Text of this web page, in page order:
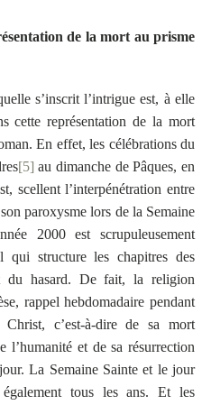
de la mort au prisme
s’inscrit l’intrigue est, à elle
cette représentation de la mort
En effet, les célébrations du
[5] au dimanche de Pâques, en
scellent l’interpénétration entre
paroxysme lors de la Semaine
2000 est scrupuleusement
qui structure les chapitres des
du hasard. De fait, la religion
rappel hebdomadaire pendant
c’est-à-dire de sa mort
l’humanité et de sa résurrection
La Semaine Sainte et le jour
tous les ans. Et les